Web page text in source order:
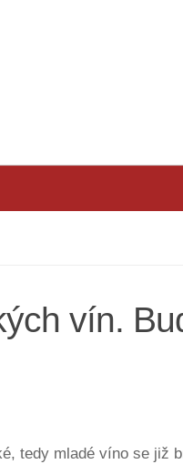
vín.
tedy mladé víno se již